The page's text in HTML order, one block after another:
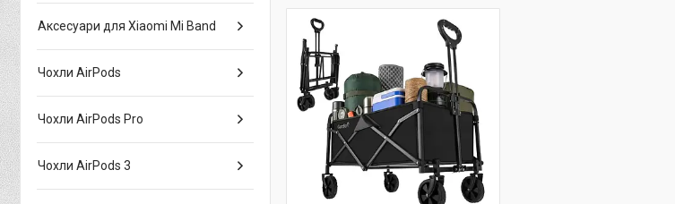
Аксесуари для Xiaomi Mi Band
Чохли AirPods
Чохли AirPods Pro
Чохли AirPods 3